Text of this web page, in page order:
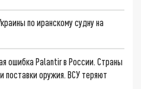
по иранскому судну на
ошибка Palantir в России. Страны
поставки оружия. ВСУ теряют